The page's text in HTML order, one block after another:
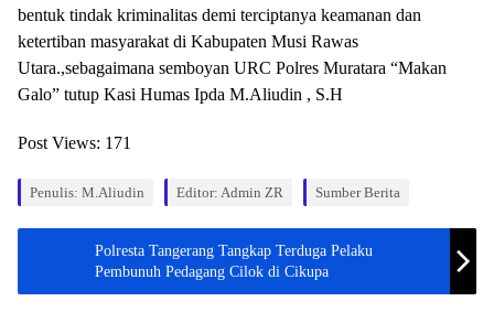
bentuk tindak kriminalitas demi terciptanya keamanan dan
ketertiban masyarakat di Kabupaten Musi Rawas
Utara.,sebagaimana semboyan URC Polres Muratara “Makan
Galo” tutup Kasi Humas Ipda M.Aliudin , S.H
Post Views: 171
Penulis: M.Aliudin Editor: Admin ZR Sumber Berita
Polresta Tangerang Tangkap Terduga Pelaku
Pembunuh Pedagang Cilok di Cikupa